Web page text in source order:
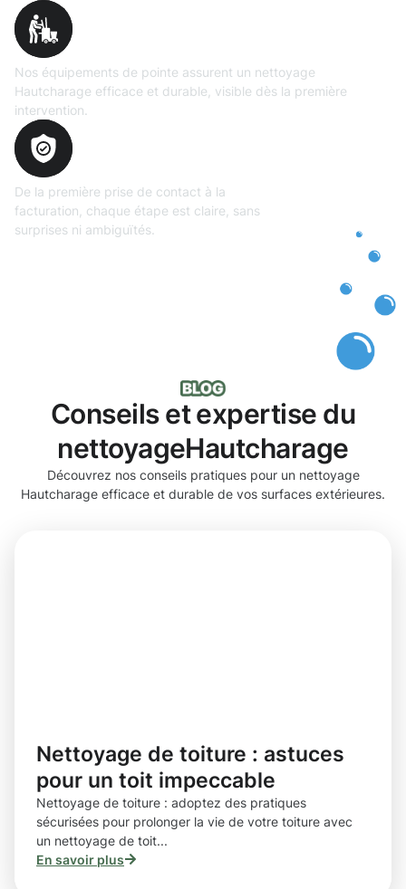
Nos équipements de pointe assurent un nettoyage
Hautcharage efficace et durable, visible dès la première
intervention.
De la première prise de contact à la
facturation, chaque étape est claire, sans
surprises ni ambiguïtés.
Conseils et expertise du
nettoyageHautcharage
Découvrez nos conseils pratiques pour un nettoyage
Hautcharage efficace et durable de vos surfaces extérieures.
Nettoyage de toiture : astuces
pour un toit impeccable
Nettoyage de toiture : adoptez des pratiques
sécurisées pour prolonger la vie de votre toiture avec
un nettoyage de toit...
En savoir plus